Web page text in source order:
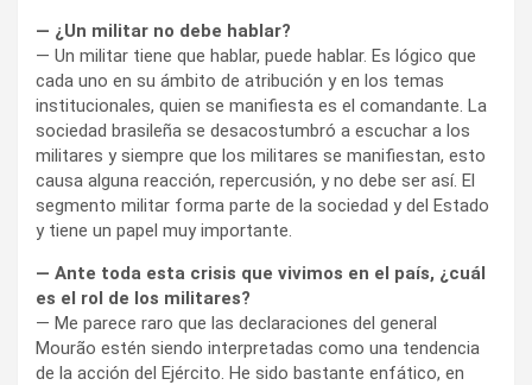
— ¿Un militar no debe hablar?
— Un militar tiene que hablar, puede hablar. Es lógico que
cada uno en su ámbito de atribución y en los temas
institucionales, quien se manifiesta es el comandante. La
sociedad brasileña se desacostumbró a escuchar a los
militares y siempre que los militares se manifiestan, esto
causa alguna reacción, repercusión, y no debe ser así. El
segmento militar forma parte de la sociedad y del Estado
y tiene un papel muy importante.
— Ante toda esta crisis que vivimos en el país, ¿cuál
es el rol de los militares?
— Me parece raro que las declaraciones del general
Mourão estén siendo interpretadas como una tendencia
de la acción del Ejército. He sido bastante enfático, en